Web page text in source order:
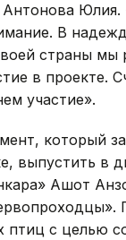
Юлия.
В
страны
в проекте.
участие».
который
выпустить в
Ашот
птиц с целью